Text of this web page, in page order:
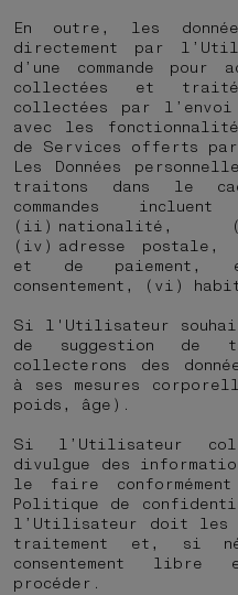
En outre, les
directement par
d’une commande
collectées et
collectées par
avec les
de Services offerts
Les Données
traitons dans le
commandes
(ii) nationalité,
(iv) adresse postale,
et de paiement,
consentement, (vi)
Si l'Utilisateur
de suggestion
collecterons des
à ses mesures
poids, âge).
Si l’Utilisateur
divulgue des
le faire
Politique de
l’Utilisateur doit les
traitement et, si
consentement
procéder.